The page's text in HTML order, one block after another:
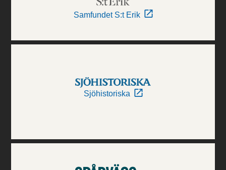
Samfundet S:t Erik
Sjöhistoriska